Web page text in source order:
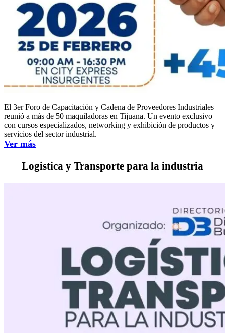
El 3er Foro de Capacitación y Cadena de Proveedores Industriales
reunió a más de 50 maquiladoras en Tijuana. Un evento exclusivo
con cursos especializados, networking y exhibición de productos y
servicios del sector industrial.
Ver más
Logistica y Transporte para la industria